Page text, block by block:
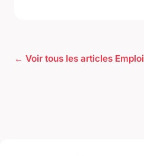
← Voir tous les articles Emploi